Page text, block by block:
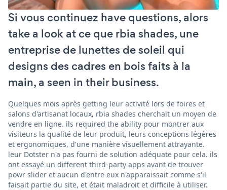
Si vous continuez have questions, alors
take a look at ce que rbia shades, une
entreprise de lunettes de soleil qui
designs des cadres en bois faits à la
main, a seen in their business.
Quelques mois après getting leur activité lors de foires et
salons d'artisanat locaux, rbia shades cherchait un moyen de
vendre en ligne. ils required the ability pour montrer aux
visiteurs la qualité de leur produit, leurs conceptions légères
et ergonomiques, d'une manière visuellement attrayante.
leur Dotster n'a pas fourni de solution adéquate pour cela. ils
ont essayé un different third-party apps avant de trouver
powr slider et aucun d'entre eux n'apparaissait comme s'il
faisait partie du site, et était maladroit et difficile à utiliser.